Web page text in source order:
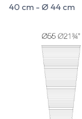
40 cm - Ø 44 cm